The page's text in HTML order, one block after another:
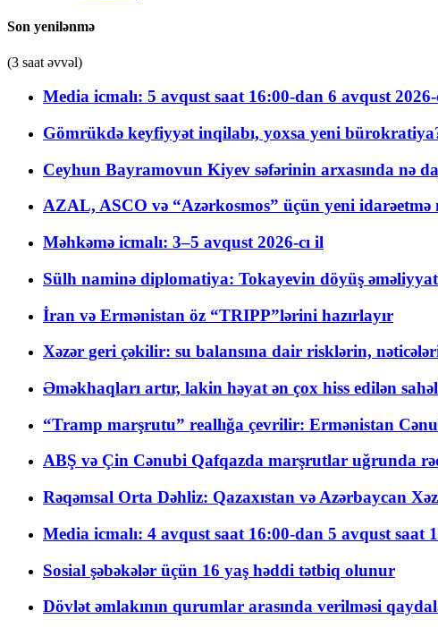
Son yenilənmə
(3 saat əvvəl)
Media icmalı: 5 avqust saat 16:00-dan 6 avqust
Gömrükdə keyfiyyət inqilabı, yoxsa yeni
Ceyhun Bayramovun Kiyev səfərinin arxasında nə
AZAL, ASCO və “Azərkosmos” üçün yeni
Məhkəmə icmalı: 3–5 avqust 2026-cı il
Sülh naminə diplomatiya: Tokayevin döyüş
İran və Ermənistan öz “TRIPP”lərini hazırlayır
Xəzər geri çəkilir: su balansına dair risklərin,
Əməkhaqları artır, lakin həyat ən çox hiss edilən
“Tramp marşrutu” reallığa çevrilir: Ermənistan
ABŞ və Çin Cənubi Qafqazda marşrutlar uğrunda
Rəqəmsal Orta Dəhliz: Qazaxıstan və Azərbaycan
Media icmalı: 4 avqust saat 16:00-dan 5 avqust saat
Sosial şəbəkələr üçün 16 yaş həddi tətbiq olunur
Dövlət əmlakının qurumlar arasında verilməsi